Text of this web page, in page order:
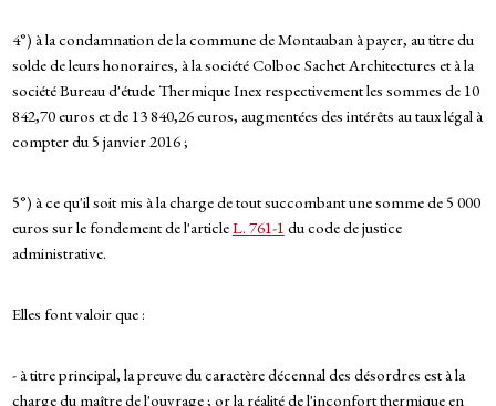
4°) à la condamnation de la commune de Montauban à payer, au titre du
solde de leurs honoraires, à la société Colboc Sachet Architectures et à la
société Bureau d'étude Thermique Inex respectivement les sommes de 10
842,70 euros et de 13 840,26 euros, augmentées des intérêts au taux légal à
compter du 5 janvier 2016 ;
5°) à ce qu'il soit mis à la charge de tout succombant une somme de 5 000
euros sur le fondement de l'articleL. 761-1 du code de justice
administrative.
Elles font valoir que :
- à titre principal, la preuve du caractère décennal des désordres est à la
charge du maître de l'ouvrage ; or la réalité de l'inconfort thermique en